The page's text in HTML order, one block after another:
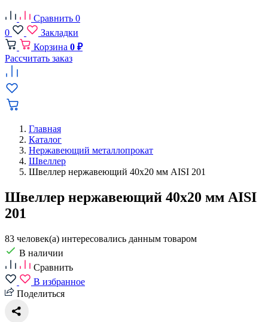
Сравнить 0
0
Закладки
Корзина 0 ₽
Рассчитать заказ
Главная
Каталог
Нержавеющий металлопрокат
Швеллер
Швеллер нержавеющий 40х20 мм AISI 201
Швеллер нержавеющий 40х20 мм AISI
201
83 человек(а) интересовались данным товаром
В наличии
Сравнить
В избранное
Поделиться